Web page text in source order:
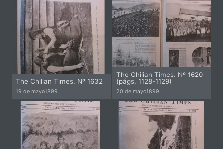
The Chilian Times. Nº 1632
19 de mayo1899
The Chilian Times. Nº 1620
(págs. 1128-1129)
20 de mayo1899